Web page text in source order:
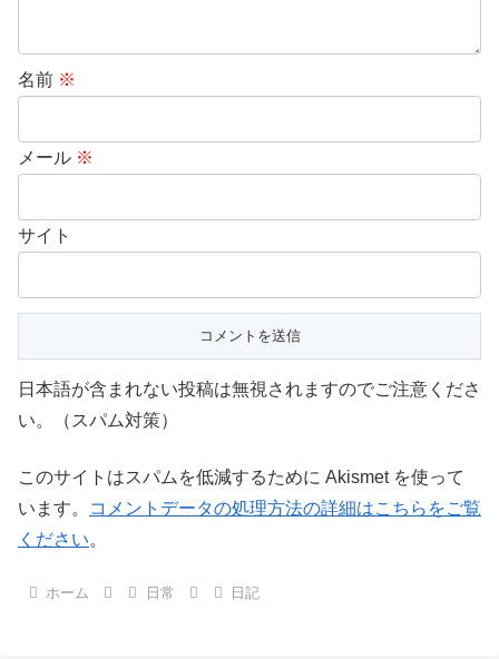
名前 ※
メール ※
サイト
日本語が含まれない投稿は無視されますのでご注意くださ
い。（スパム対策）
このサイトはスパムを低減するために Akismet を使って
います。
コメントデータの処理方法の詳細はこちらをご覧
ください。
ホーム 日常 日記